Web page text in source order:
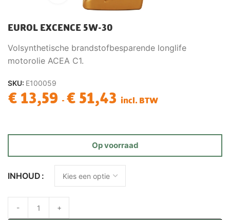
EUROL EXCENCE 5W-30
Volsynthetische brandstofbesparende longlife
motorolie ACEA C1.
SKU: E100059
€ 13,59 - € 51,43 incl. BTW
Op voorraad
INHOUD